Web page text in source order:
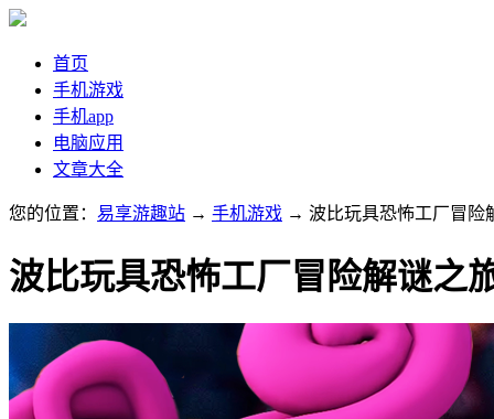
首页
手机游戏
手机app
电脑应用
文章大全
您的位置： 易享游趣站 → 手机游戏 → 波比玩具恐怖工厂冒险
波比玩具恐怖工厂冒险解谜之